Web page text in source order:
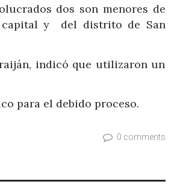
dos son menores de
capital y del distrito de San
indicó que utilizaron un
para el debido proceso.
0 comments